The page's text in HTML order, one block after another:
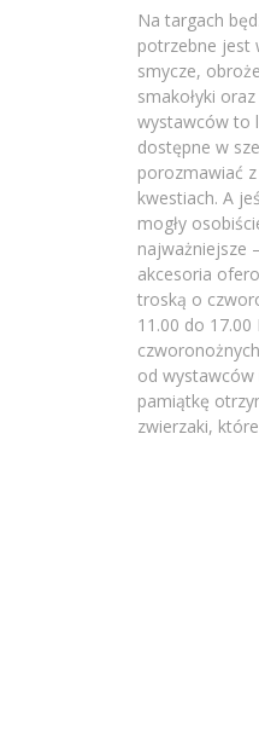
Na targach
potrzebne jest
smycze,
smakołyki
wystawców to
dostępne w
porozmawiać
kwestiach. A
mogły
najważniejsze
akcesoria
troską o
11.00 do
od wystawców
pamiątkę
zwierzaki,